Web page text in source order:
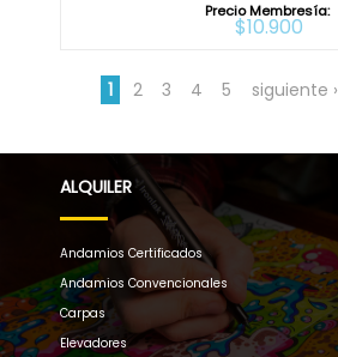
Precio Membresía:
$10.900
1 2 3 4 5 siguiente ›
ALQUILER
Andamios Certificados
Andamios Convencionales
Carpas
Elevadores